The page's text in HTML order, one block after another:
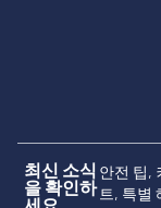
최신 소식
을 확인하
안전 팁,
트, 특별